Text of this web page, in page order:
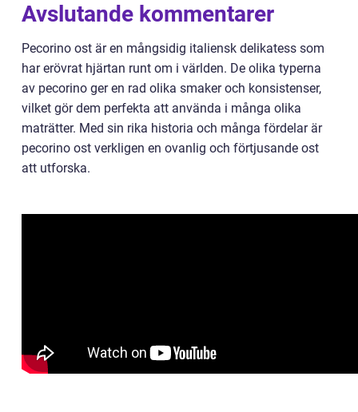
Avslutande kommentarer
Pecorino ost är en mångsidig italiensk delikatess som
har erövrat hjärtan runt om i världen. De olika typerna
av pecorino ger en rad olika smaker och konsistenser,
vilket gör dem perfekta att använda i många olika
maträtter. Med sin rika historia och många fördelar är
pecorino ost verkligen en ovanlig och förtjusande ost
att utforska.